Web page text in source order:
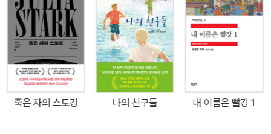
없이 즉시 출판할 것을 수락했다고 한다. 이 책은 천천히 프랑스 독자
층에 침투했고, 드라마화되었으며, 현재 40여 개국에서 번역, 소개되
었다. 작가는 처음에 무작위로 여러 개의 장면들을 각각 써서 모자이
크하는 기분으로 구성했다고 한다. 인간세계의 현실을 냉혹히 파헤친
신랄하고도 잔혹한 정경 혹은 촌극들을 냉철한 객관성에 입각해서 써
내려간 60여 개의 작문 노트가 구성의 기본이 된 것이다. 주인공을 1
인칭 단수가 아닌 복수(우리)로 한 이유도 감정의 과잉표현이나 주관
죽은 자의 스토킹 나의 친구들 내 이름은 빨강 1